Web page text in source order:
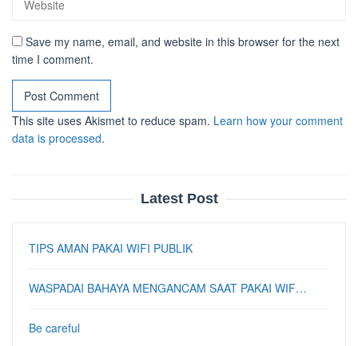
Save my name, email, and website in this browser for the next
time I comment.
This site uses Akismet to reduce spam. Learn how your comment
data is processed.
Latest Post
TIPS AMAN PAKAI WIFI PUBLIK
WASPADAI BAHAYA MENGANCAM SAAT PAKAI WIF…
Be careful